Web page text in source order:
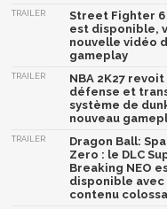
TRAILER
Street Fighter 6
est disponible,
nouvelle vidéo
gameplay
TRAILER
NBA 2K27 revoit
défense et
système de
nouveau
TRAILER
Dragon Ball:
Zero : le DLC
Breaking NEO
disponible avec
contenu